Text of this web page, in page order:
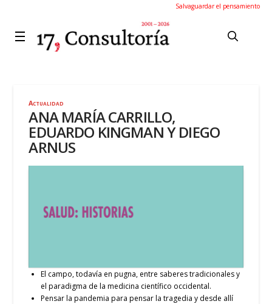
Salvaguardar el pensamiento
Actualidad
ANA MARÍA CARRILLO,
EDUARDO KINGMAN Y DIEGO
ARNUS
El campo, todavía en pugna, entre saberes tradicionales y
el paradigma de la medicina científico occidental.
Pensar la pandemia para pensar la tragedia y desde allí